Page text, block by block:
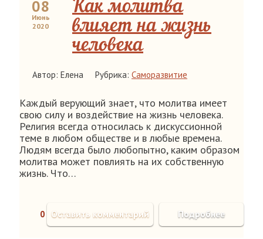
08
Июнь
2020
Как молитва
влияет на жизнь
человека
Автор: Елена Рубрика: Саморазвитие
Каждый верующий знает, что молитва имеет
свою силу и воздействие на жизнь человека.
Религия всегда относилась к дискуссионной
теме в любом обществе и в любые времена.
Людям всегда было любопытно, каким образом
молитва может повлиять на их собственную
жизнь. Что…
0 Подробнее
Оставить комментарий